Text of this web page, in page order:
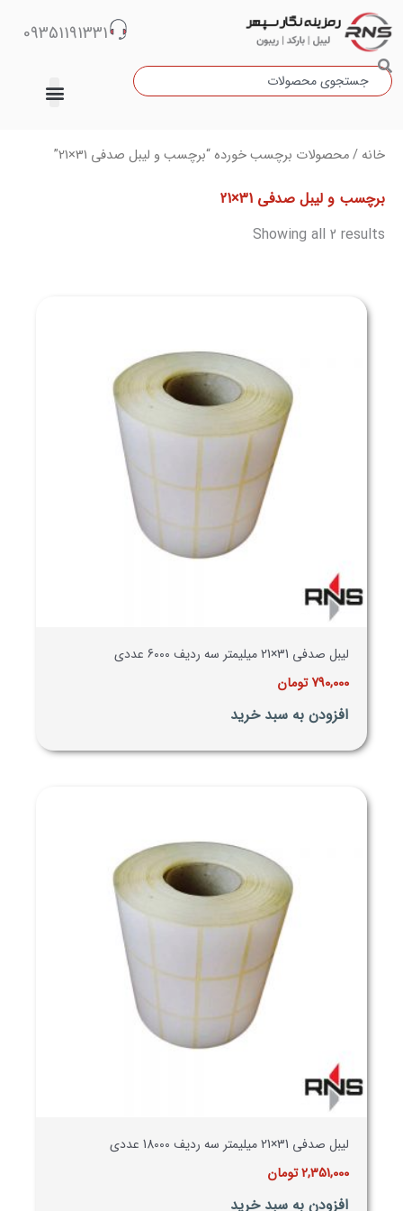
پرش
محتوا
جستجو
09351191331
خانه / محصولات برچسب خورده “برچسب و لیبل صدفی 31×21”
برچسب و لیبل صدفی 31×21
Showing all 2 results
Sorted
by
لیبل صدفی 31×21 میلیمتر سه ردیف 6000 عددی
790,000تومان
افزودن به سبد خرید
لیبل صدفی 31×21 میلیمتر سه ردیف 18000 عددی
2,351,000تومان
افزودن به سبد خرید